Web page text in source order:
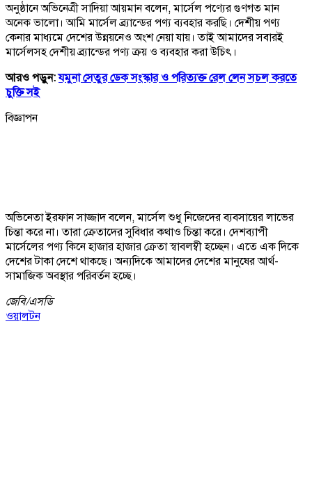
অনুষ্ঠানে অভিনেত্রী সাদিয়া আয়মান বলেন, মার্সেল পণ্যের গুণগত মান
অনেক ভালো। আমি মার্সেল ব্র্যান্ডের পণ্য ব্যবহার করছি। দেশীয় পণ্য
কেনার মাধ্যমে দেশের উন্নয়নেও অংশ নেয়া যায়। তাই আমাদের সবারই
মার্সেলসহ দেশীয় ব্র্যান্ডের পণ্য ক্রয় ও ব্যবহার করা উচিৎ।
আরও পড়ুন:যমুনা সেতুর ডেক সংস্কার ও পরিত্যক্ত রেল লেন সচল করতে
চুক্তি সই
বিজ্ঞাপন
অভিনেতা ইরফান সাজ্জাদ বলেন, মার্সেল শুধু নিজেদের ব্যবসায়ের লাভের
চিন্তা করে না। তারা ক্রেতাদের সুবিধার কথাও চিন্তা করে। দেশব্যাপী
মার্সেলের পণ্য কিনে হাজার হাজার ক্রেতা স্বাবলম্বী হচ্ছেন। এতে এক দিকে
দেশের টাকা দেশে থাকছে। অন্যদিকে আমাদের দেশের মানুষের আর্থ-
সামাজিক অবস্থার পরিবর্তন হচ্ছে।
জেবি/এসডি
ওয়ালটন